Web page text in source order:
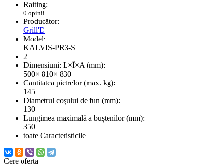
Raiting:
0 opinii
Producător:
Grill'D
Model:
KALVIS-PR3-S
2
Dimensiuni: L×Î×A (mm):
500× 810× 830
Cantitatea pietrelor (max. kg):
145
Diametrul coșului de fun (mm):
130
Lungimea maximală a buștenilor (mm):
350
toate Caracteristicile
Cere oferta